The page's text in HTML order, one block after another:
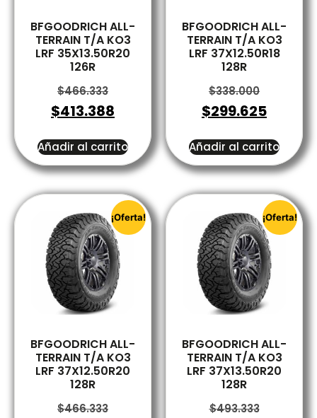
BFGOODRICH ALL-
TERRAIN T/A KO3
LRF 35X13.50R20
126R
$466.333
$413.388
Añadir al carrito
BFGOODRICH ALL-
TERRAIN T/A KO3
LRF 37X12.50R18
128R
$338.000
$299.625
Añadir al carrito
¡Oferta!
BFGOODRICH ALL-
TERRAIN T/A KO3
LRF 37X12.50R20
128R
$466.333
¡Oferta!
BFGOODRICH ALL-
TERRAIN T/A KO3
LRF 37X13.50R20
128R
$493.333